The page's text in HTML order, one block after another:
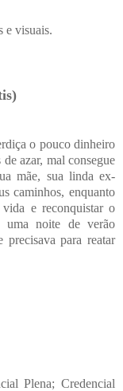
e visuais.
o pouco dinheiro
azar, mal consegue
mãe, sua linda ex-
caminhos, enquanto
e reconquistar o
noite de verão
precisava para reatar
Plena; Credencial